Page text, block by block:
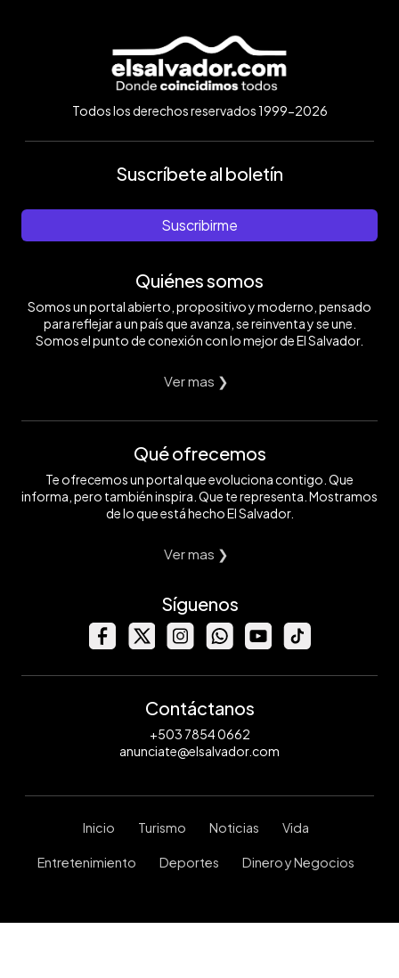
Todos los derechos reservados 1999-2026
Suscríbete al boletín
Suscribirme
Quiénes somos
Somos un portal abierto, propositivo y moderno, pensado
para reflejar a un país que avanza, se reinventa y se une.
Somos el punto de conexión con lo mejor de El Salvador.
Ver mas ❯
Qué ofrecemos
Te ofrecemos un portal que evoluciona contigo. Que
informa, pero también inspira. Que te representa. Mostramos
de lo que está hecho El Salvador.
Ver mas ❯
Síguenos
Contáctanos
+503 7854 0662
anunciate@elsalvador.com
Inicio Turismo Noticias Vida
Entretenimiento Deportes Dinero y Negocios